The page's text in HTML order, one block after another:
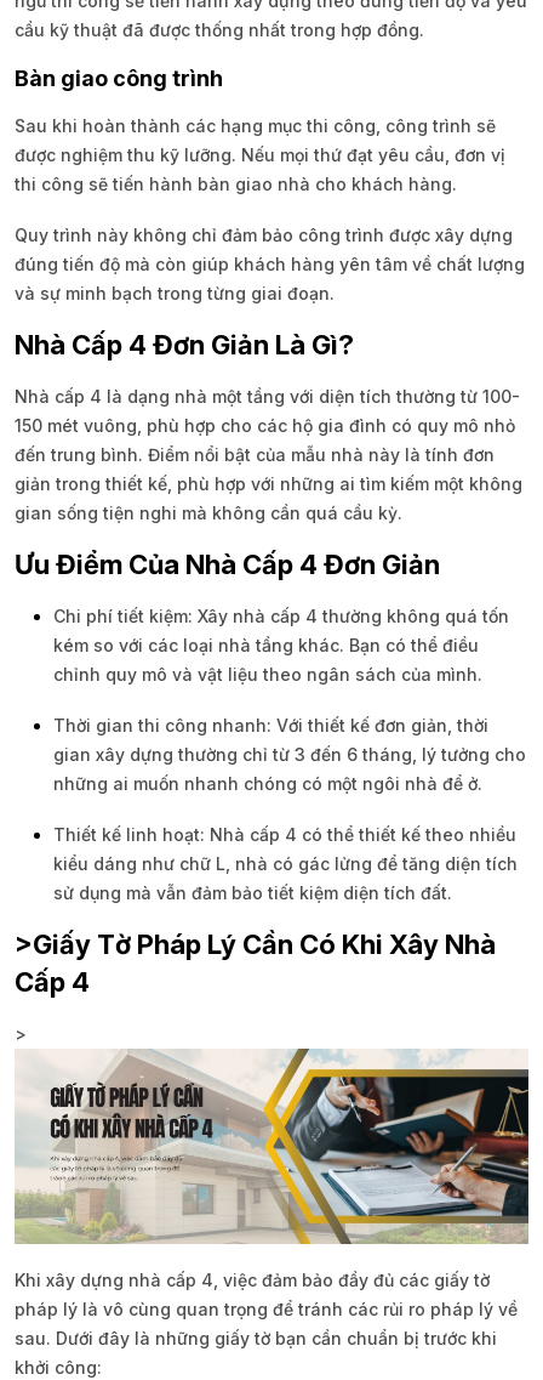
cầu kỹ thuật đã được thống nhất trong hợp đồng.
Bàn giao công trình
Sau khi hoàn thành các hạng mục thi công, công trình sẽ
được nghiệm thu kỹ lưỡng. Nếu mọi thứ đạt yêu cầu, đơn vị
thi công sẽ tiến hành bàn giao nhà cho khách hàng.
Quy trình này không chỉ đảm bảo công trình được xây dựng
đúng tiến độ mà còn giúp khách hàng yên tâm về chất lượng
và sự minh bạch trong từng giai đoạn.
Nhà Cấp 4 Đơn Giản Là Gì?
Nhà cấp 4 là dạng nhà một tầng với diện tích thường từ 100-
150 mét vuông, phù hợp cho các hộ gia đình có quy mô nhỏ
đến trung bình. Điểm nổi bật của mẫu nhà này là tính đơn
giản trong thiết kế, phù hợp với những ai tìm kiếm một không
gian sống tiện nghi mà không cần quá cầu kỳ.
Ưu Điểm Của Nhà Cấp 4 Đơn Giản
Chi phí tiết kiệm: Xây nhà cấp 4 thường không quá tốn
kém so với các loại nhà tầng khác. Bạn có thể điều
chỉnh quy mô và vật liệu theo ngân sách của mình.
Thời gian thi công nhanh: Với thiết kế đơn giản, thời
gian xây dựng thường chỉ từ 3 đến 6 tháng, lý tưởng cho
những ai muốn nhanh chóng có một ngôi nhà để ở.
Thiết kế linh hoạt: Nhà cấp 4 có thể thiết kế theo nhiều
kiểu dáng như chữ L, nhà có gác lửng để tăng diện tích
sử dụng mà vẫn đảm bảo tiết kiệm diện tích đất.
>Giấy Tờ Pháp Lý Cần Có Khi Xây Nhà
Cấp 4
>
Khi xây dựng nhà cấp 4, việc đảm bảo đầy đủ các giấy tờ
pháp lý là vô cùng quan trọng để tránh các rủi ro pháp lý về
sau. Dưới đây là những giấy tờ bạn cần chuẩn bị trước khi
khởi công: